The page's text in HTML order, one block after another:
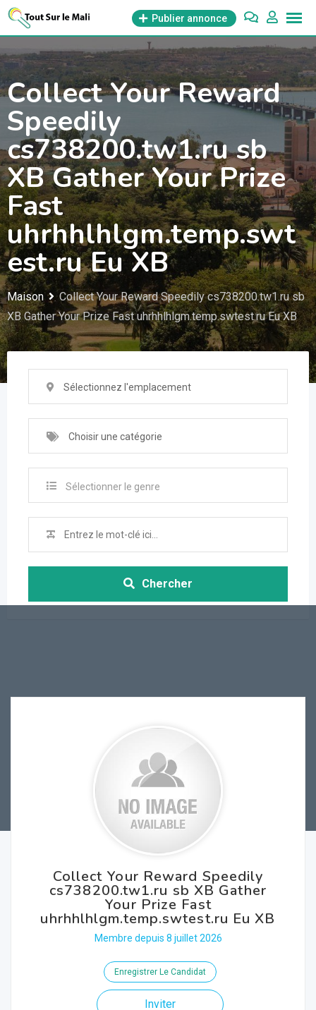
Aller
Publier annonce
Collect Your Reward
Speedily
cs738200.tw1.ru sb
XB Gather Your Prize
Fast
uhrhhlhlgm.temp.swt
est.ru Eu XB
Maison
Collect Your Reward Speedily cs738200.tw1.ru sb
XB Gather Your Prize Fast uhrhhlhlgm.temp.swtest.ru Eu XB
Sélectionnez l'emplacement
Choisir une catégorie
Sélectionner le genre
Chercher
Collect Your Reward Speedily
cs738200.tw1.ru sb XB Gather
Your Prize Fast
uhrhhlhlgm.temp.swtest.ru Eu XB
Membre depuis 8 juillet 2026
Enregistrer Le Candidat
Inviter